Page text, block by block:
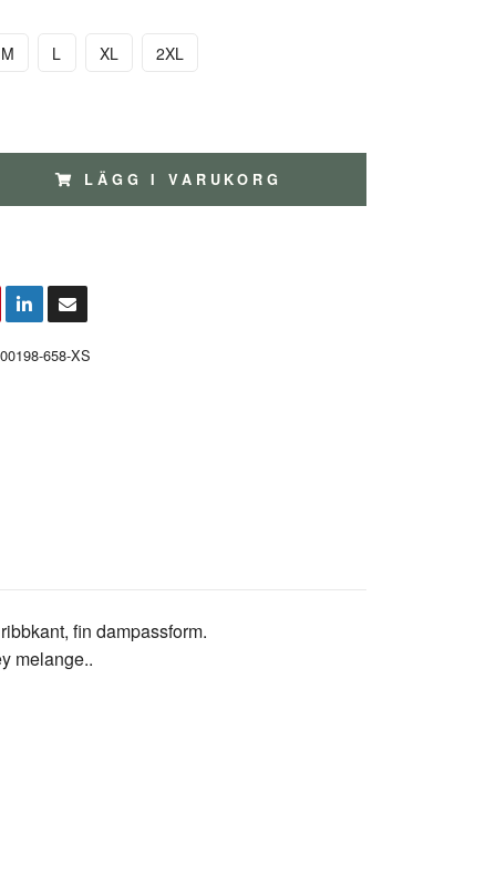
M L XL 2XL
LÄGG I VARUKORG
658-XS
fin dampassform.
melange..